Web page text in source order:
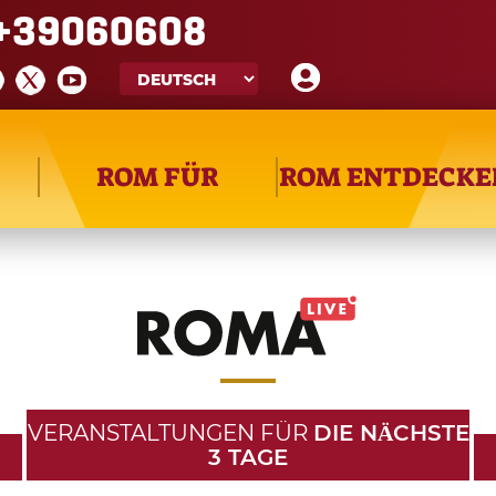
ROM FÜR ROM
VERANSTALTUNGEN FÜR DIE NӒCHSTE
3 TAGE